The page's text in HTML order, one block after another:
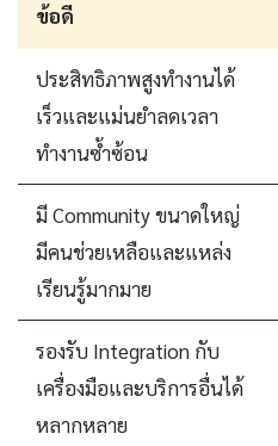
ข้อดี
ประสิทธิภาพสูงทำงานได้
เร็วและแม่นยำลดเวลา
ทำงานซ้ำซ้อน
มี Community ขนาดใหญ่
มีคนช่วยเหลือและแหล่ง
เรียนรู้มากมาย
รองรับ Integration กับ
เครื่องมือและบริการอื่นได้
หลากหลาย